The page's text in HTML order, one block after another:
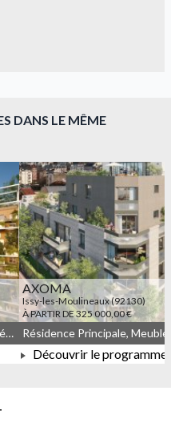
DANS LE MÊME
Résidence Principale, Meublé non géré, Droit commun
AXOMA
Issy-les-Moulineaux (92130)
À PARTIR DE 325 000,00 €
Découvrir le programme